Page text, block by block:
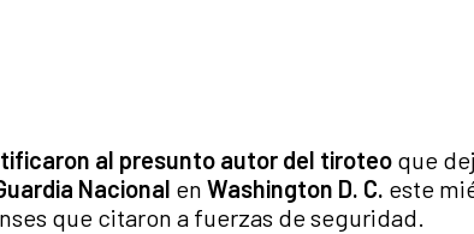
al presunto autor del tiroteo que
Nacional en Washington D. C. este
que citaron a fuerzas de seguridad.